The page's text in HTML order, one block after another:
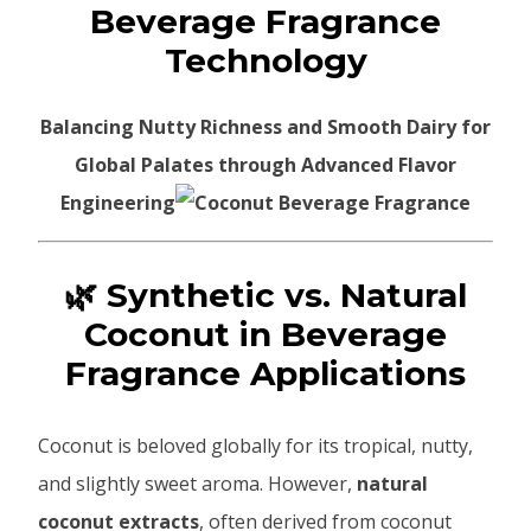
Beverage Fragrance
Technology
Balancing Nutty Richness and Smooth Dairy for
Global Palates through Advanced Flavor
Engineering
🌿 Synthetic vs. Natural
Coconut in Beverage
Fragrance Applications
Coconut is beloved globally for its tropical, nutty,
and slightly sweet aroma. However, natural
coconut extracts, often derived from coconut